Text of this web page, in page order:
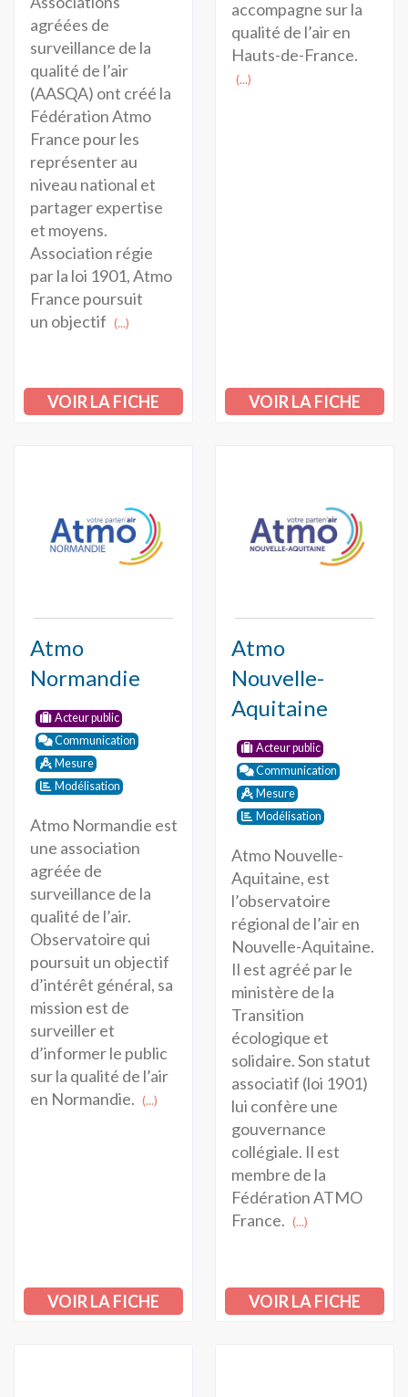
agréées de
surveillance de la
qualité de l’air
(AASQA) ont créé la
Fédération Atmo
France pour les
représenter au
niveau national et
partager expertise
et moyens.
Association régie
par la loi 1901, Atmo
France poursuit
un objectif (...)
VOIR LA FICHE
accompagne sur la
qualité de l’air en
Hauts-de-France.
(...)
VOIR LA FICHE
Atmo
Normandie
Acteur public
Communication
Mesure
Modélisation
Atmo Normandie est
une association
agréée de
surveillance de la
qualité de l’air.
Observatoire qui
poursuit un objectif
d’intérêt général, sa
mission est de
surveiller et
d’informer le public
sur la qualité de l’air
en Normandie. (...)
VOIR LA FICHE
Atmo
Nouvelle-
Aquitaine
Acteur public
Communication
Mesure
Modélisation
Atmo Nouvelle-
Aquitaine, est
l’observatoire
régional de l’air en
Nouvelle-Aquitaine.
Il est agréé par le
ministère de la
Transition
écologique et
solidaire. Son statut
associatif (loi 1901)
lui confère une
gouvernance
collégiale. Il est
membre de la
Fédération ATMO
France. (...)
VOIR LA FICHE